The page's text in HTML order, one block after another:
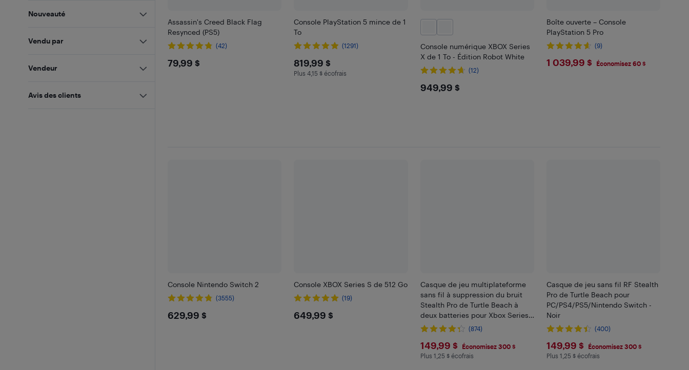
Assassin's Creed Black Flag
Resynced (PS5)
(42)
$79.99
79,99 $
Console PlayStation 5 mince de 1
To
(1291)
$819.99
819,99 $
Plus 4.15 $ en écofrais
Plus 4,15 $ écofrais
Console numérique XBOX Series
X de 1 To - Édition Robot White
(12)
$949.99
949,99 $
Boîte ouverte – Console
PlayStation 5 Pro
(9)
$1039.99
1 039,99 $ Économisez 60 $
Console Nintendo Switch 2
(3555)
$629.99
629,99 $
Console XBOX Series S de 512 Go
(19)
$649.99
649,99 $
Casque de jeu multiplateforme
sans fil à suppression du bruit
Stealth Pro de Turtle Beach à
deux batteries pour Xbox Series
X|S/Xbox
Switch - Noir
(874)
$149.99
149,99 $ Économisez 300 $
Plus 1.25 $ en écofrais
Plus 1,25 $ écofrais
Casque de jeu sans fil RF Stealth
Pro de Turtle Beach pour
PC/PS4/PS5/Nintendo Switch -
Noir
(400)
$149.99
149,99 $ Économisez 300 $
Plus 1.25 $ en écofrais
Plus 1,25 $ écofrais
Nouveauté
Vendu par
Vendeur
Avis des clients